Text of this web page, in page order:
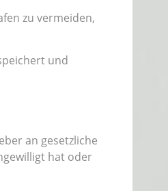
zu vermeiden,
und
an gesetzliche
hat oder